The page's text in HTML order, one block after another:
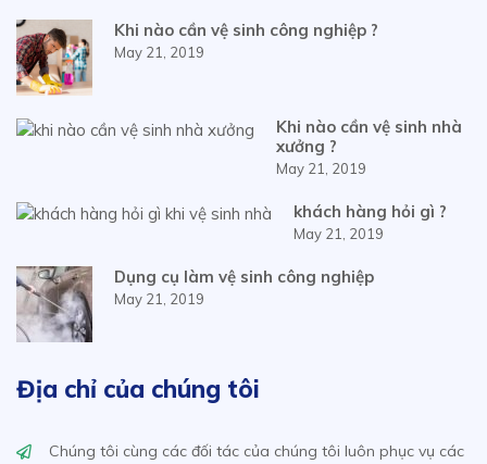
Khi nào cần vệ sinh công nghiệp ?
May 21, 2019
Khi nào cần vệ sinh nhà
xưởng ?
May 21, 2019
khách hàng hỏi gì ?
May 21, 2019
Dụng cụ làm vệ sinh công nghiệp
May 21, 2019
Địa chỉ của chúng tôi
Chúng tôi cùng các đối tác của chúng tôi luôn phục vụ các